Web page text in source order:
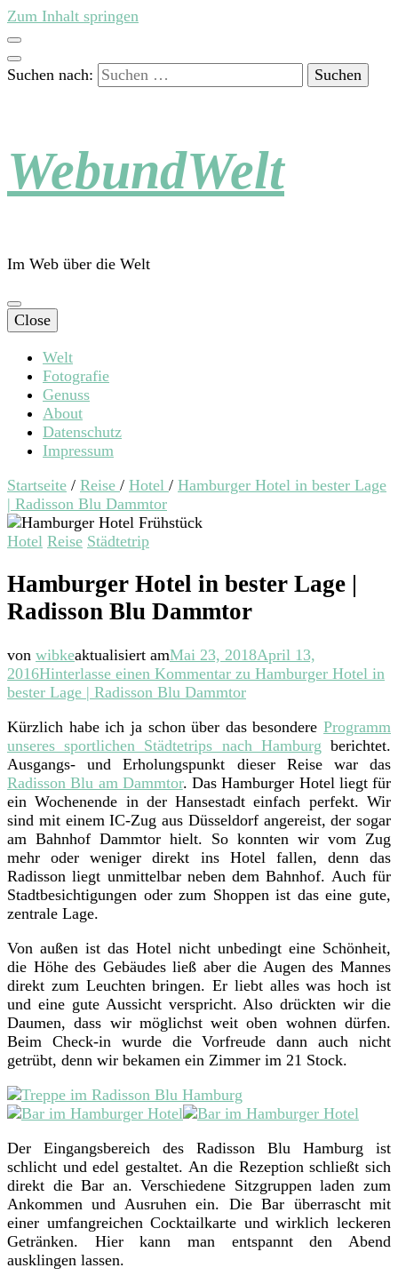
Zum Inhalt springen
Suchen nach:
WebundWelt
Im Web über die Welt
Close
Welt
Fotografie
Genuss
About
Datenschutz
Impressum
Startseite / Reise / Hotel / Hamburger Hotel in bester Lage
| Radisson Blu Dammtor
Hotel Reise Städtetrip
Hamburger Hotel in bester Lage |
Radisson Blu Dammtor
von wibkeaktualisiert amMai 23, 2018April 13,
2016Hinterlasse einen Kommentar zu Hamburger Hotel in
bester Lage | Radisson Blu Dammtor
Kürzlich habe ich ja schon über das besondere Programm
unseres sportlichen Städtetrips nach Hamburg berichtet.
Ausgangs- und Erholungspunkt dieser Reise war das
Radisson Blu am Dammtor. Das Hamburger Hotel liegt für
ein Wochenende in der Hansestadt einfach perfekt. Wir
sind mit einem IC-Zug aus Düsseldorf angereist, der sogar
am Bahnhof Dammtor hielt. So konnten wir vom Zug
mehr oder weniger direkt ins Hotel fallen, denn das
Radisson liegt unmittelbar neben dem Bahnhof. Auch für
Stadtbesichtigungen oder zum Shoppen ist das eine gute,
zentrale Lage.
Von außen ist das Hotel nicht unbedingt eine Schönheit,
die Höhe des Gebäudes ließ aber die Augen des Mannes
direkt zum Leuchten bringen. Er liebt alles was hoch ist
und eine gute Aussicht verspricht. Also drückten wir die
Daumen, dass wir möglichst weit oben wohnen dürfen.
Beim Check-in wurde die Vorfreude dann auch nicht
getrübt, denn wir bekamen ein Zimmer im 21 Stock.
Der Eingangsbereich des Radisson Blu Hamburg ist
schlicht und edel gestaltet. An die Rezeption schließt sich
direkt die Bar an. Verschiedene Sitzgruppen laden zum
Ankommen und Ausruhen ein. Die Bar überrascht mit
einer umfangreichen Cocktailkarte und wirklich leckeren
Getränken. Hier kann man entspannt den Abend
ausklingen lassen.